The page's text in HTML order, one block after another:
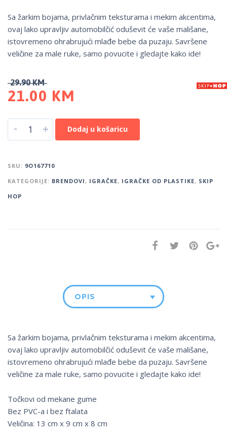
Sa žarkim bojama, privlačnim teksturama i mekim akcentima,
ovaj lako upravljiv automobilčić oduševit će vaše mališane,
istovremeno ohrabrujući mlađe bebe da puzaju. Savršene
veličine za male ruke, samo povucite i gledajte kako ide!
29.90KM
21.00 KM
- + Dodaj u košaricu
SKU: 9O167710
KATEGORIJE: BRENDOVI, IGRAČKE, IGRAČKE OD PLASTIKE, SKIP
HOP
OPIS
Sa žarkim bojama, privlačnim teksturama i mekim akcentima,
ovaj lako upravljiv automobilčić oduševit će vaše mališane,
istovremeno ohrabrujući mlađe bebe da puzaju. Savršene
veličine za male ruke, samo povucite i gledajte kako ide!
Točkovi od mekane gume
Bez PVC-a i bez ftalata
Veličina: 13 cm x 9 cm x 8 cm